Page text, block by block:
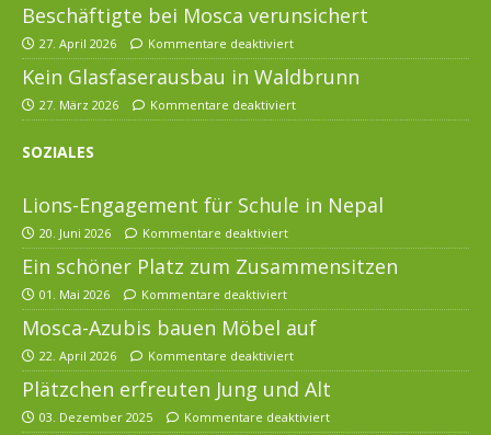
Beschäftigte bei Mosca verunsichert
27. April 2026 Kommentare deaktiviert
Kein Glasfaserausbau in Waldbrunn
27. März 2026 Kommentare deaktiviert
SOZIALES
Lions-Engagement für Schule in Nepal
20. Juni 2026 Kommentare deaktiviert
Ein schöner Platz zum Zusammensitzen
01. Mai 2026 Kommentare deaktiviert
Mosca-Azubis bauen Möbel auf
22. April 2026 Kommentare deaktiviert
Plätzchen erfreuten Jung und Alt
03. Dezember 2025 Kommentare deaktiviert